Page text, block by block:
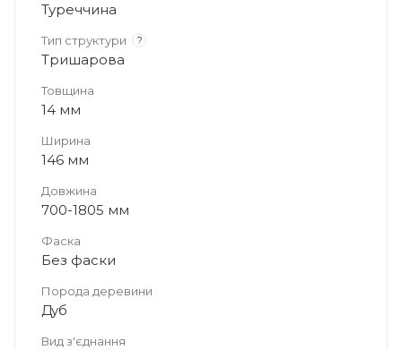
Туреччина
Тип структури ?
Тришарова
Товщина
14 мм
Ширина
146 мм
Довжина
700-1805 мм
Фаска
Без фаски
Порода деревини
Дуб
Вид з'єднання